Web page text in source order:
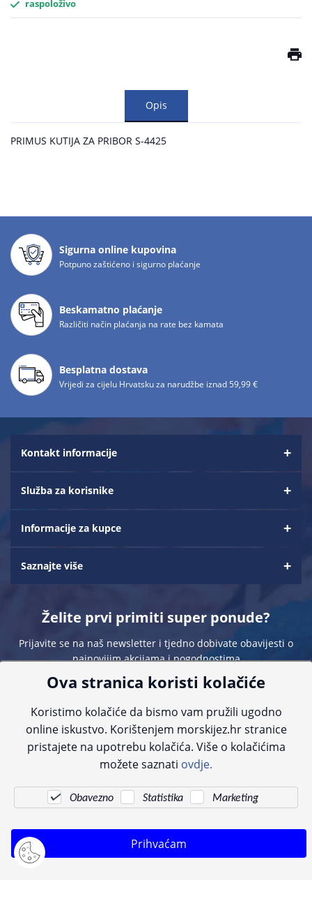
raspoloživo
Opis
PRIMUS KUTIJA ZA PRIBOR S-4425
Sigurna online kupovina
Potpuno zaštićeno i sigurno plaćanje
Beskamatno plaćanje
Različiti način plaćanja na rate bez kamata
Besplatna dostava
Vrijedi za cijelu Hrvatsku za narudžbe iznad 59,99 €
Kontakt informacije
Služba za korisnike
Informacije za kupce
Saznajte više
Želite prvi primiti super ponude?
Prijavite se na naš newsletter i tjedno dobivate obavijesti o
najnovijim akcijama i pogodnostima
Sve navedene cijene sadrže PDV. Pokušavamo osigurati što preciznije
informacije, ali zbog tehnoloških ograničenja ne možemo garantirati potpunu
kontaktirajte nas putem telefona:+385 23 231 761ili e-maila:info@morskijez.hr
Ova stranica koristi kolačiće
Koristimo kolačiće da bismo vam pružili ugodno
online iskustvo. Korištenjem morskijez.hr stranice
pristajete na upotrebu kolačića. Više o kolačićima
možete saznati ovdje.
Obavezno Statistika Marketing
Prihvaćam